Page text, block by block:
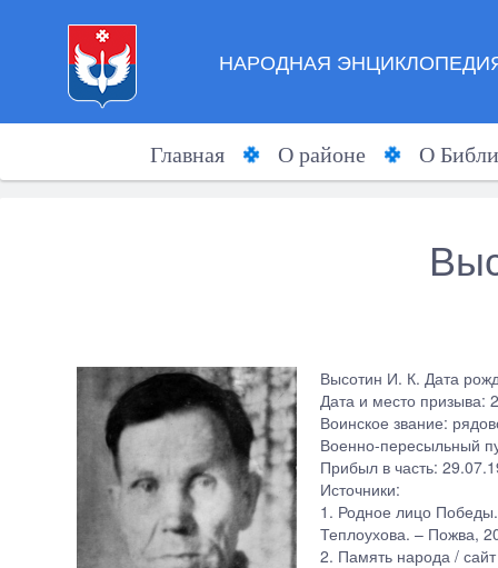
НАРОДНАЯ
Главная О районе О
Высотин И. К. Дата
Дата и место призыва:
Воинское звание:
Военно-пересыльный
Прибыл в часть:
Источники:
1. Родное лицо
Теплоухова. – Пожва,
2. Память народа /